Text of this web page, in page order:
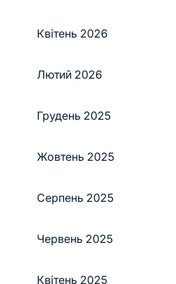
Квітень 2026
Лютий 2026
Грудень 2025
Жовтень 2025
Серпень 2025
Червень 2025
Квітень 2025